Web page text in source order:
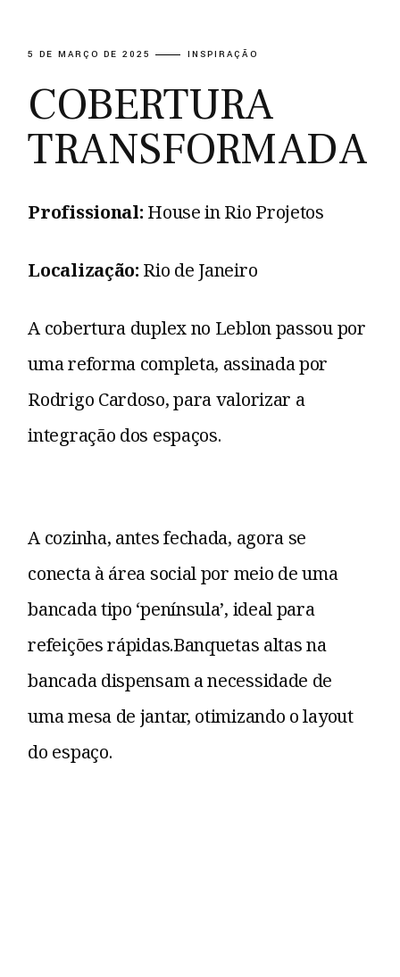
5 DE MARÇO DE 2025 INSPIRAÇÃO
COBERTURA
TRANSFORMADA
Profissional: House in Rio Projetos
Localização: Rio de Janeiro
A cobertura duplex no Leblon passou por
uma reforma completa, assinada por
Rodrigo Cardoso, para valorizar a
integração dos espaços.
A cozinha, antes fechada, agora se
conecta à área social por meio de uma
bancada tipo ‘península’, ideal para
refeições rápidas.Banquetas altas na
bancada dispensam a necessidade de
uma mesa de jantar, otimizando o layout
do espaço.